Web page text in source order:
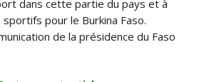
dans cette partie du pays et à
sportifs pour le Burkina Faso.
de la présidence du Faso